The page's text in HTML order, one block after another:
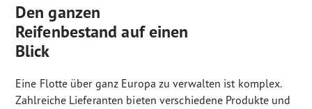
Den ganzen
Reifenbestand auf einen
Blick
Eine Flotte über ganz Europa zu verwalten ist komplex.
Zahlreiche Lieferanten bieten verschiedene Produkte und